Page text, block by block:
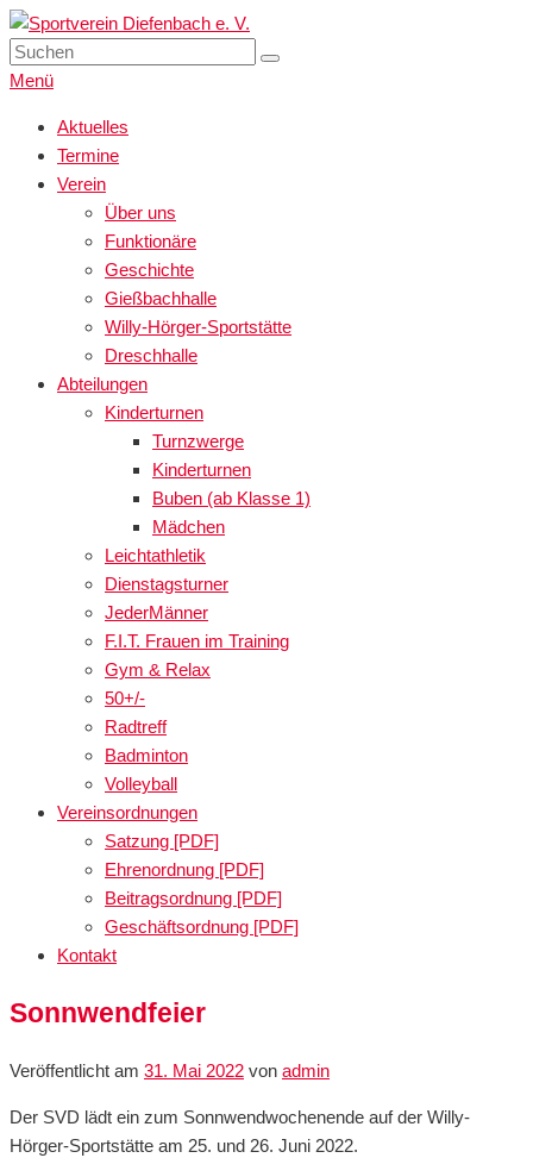
Zum
Inhalt
springen
Sportverein Diefenbach e. V.
…wir bewegen Viele!
Suchen
nach:
Suchen
Menü
Primäres
Menü
Aktuelles
Termine
Verein
Über uns
Funktionäre
Geschichte
Gießbachhalle
Willy-Hörger-Sportstätte
Dreschhalle
Abteilungen
Kinderturnen
Turnzwerge
Kinderturnen
Buben (ab Klasse 1)
Mädchen
Leichtathletik
Dienstagsturner
JederMänner
F.I.T. Frauen im Training
Gym & Relax
50+/-
Radtreff
Badminton
Volleyball
Vereinsordnungen
Satzung [PDF]
Ehrenordnung [PDF]
Beitragsordnung [PDF]
Geschäftsordnung [PDF]
Kontakt
Sonnwendfeier
Veröffentlicht am 31. Mai 2022 von admin
Der SVD lädt ein zum Sonnwendwochenende auf der Willy-
Hörger-Sportstätte am 25. und 26. Juni 2022.